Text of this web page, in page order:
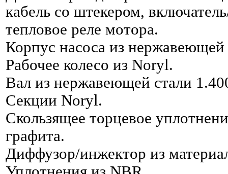
кабель со штекером,
тепловое реле мотора.
Корпус насоса из нержавеющей
Рабочее колесо из Noryl.
Вал из нержавеющей стали
Секции Noryl.
Скользящее торцевое
графита.
Диффузор/инжектор из